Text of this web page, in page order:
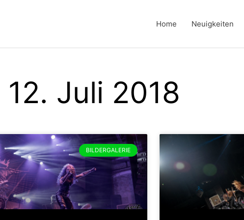
Home Neuigkeiten
12. Juli 2018
BILDERGALERIE